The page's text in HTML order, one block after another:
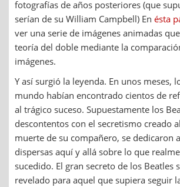
fotografías de años posteriores (que
serían de su William Campbell) En ésta
ver una serie de imágenes animadas
teoría del doble mediante la
imágenes.
Y así surgió la leyenda. En unos meses,
mundo habían encontrado cientos de
al trágico suceso. Supuestamente los
descontentos con el secretismo creado
muerte de su compañero, se dedicaron
dispersas aquí y allá sobre lo que
sucedido. El gran secreto de los Beatles
revelado para aquel que supiera seguir